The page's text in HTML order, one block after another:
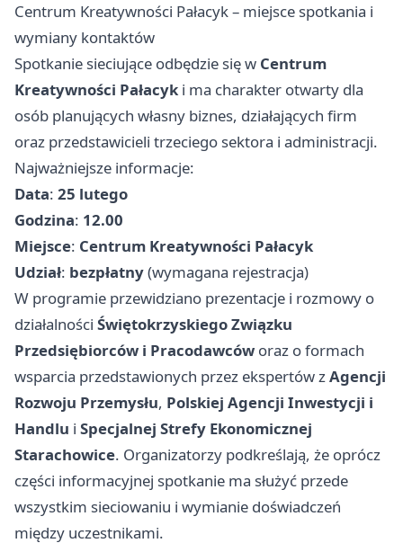
Centrum Kreatywności Pałacyk – miejsce spotkania i
wymiany kontaktów
Spotkanie sieciujące odbędzie się w Centrum
Kreatywności Pałacyk i ma charakter otwarty dla
osób planujących własny biznes, działających firm
oraz przedstawicieli trzeciego sektora i administracji.
Najważniejsze informacje:
Data: 25 lutego
Godzina: 12.00
Miejsce: Centrum Kreatywności Pałacyk
Udział: bezpłatny(wymagana rejestracja)
W programie przewidziano prezentacje i rozmowy o
działalności Świętokrzyskiego Związku
Przedsiębiorców i Pracodawców oraz o formach
wsparcia przedstawionych przez ekspertów zAgencji
Rozwoju Przemysłu, Polskiej Agencji Inwestycji i
Handlu i Specjalnej Strefy Ekonomicznej
Starachowice. Organizatorzy podkreślają, że oprócz
części informacyjnej spotkanie ma służyć przede
wszystkim sieciowaniu i wymianie doświadczeń
między uczestnikami.